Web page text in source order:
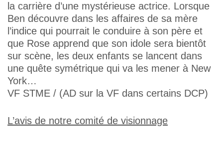
la carrière d’une mystérieuse actrice. Lorsque
Ben découvre dans les affaires de sa mère
l’indice qui pourrait le conduire à son père et
que Rose apprend que son idole sera bientôt
sur scène, les deux enfants se lancent dans
une quête symétrique qui va les mener à New
York…
VF STME / (AD sur la VF dans certains DCP)
L’avis de notre comité de visionnage